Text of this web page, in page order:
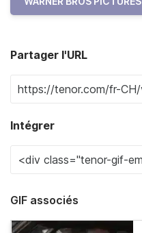
Partager l'URL
Intégrer
GIF associés